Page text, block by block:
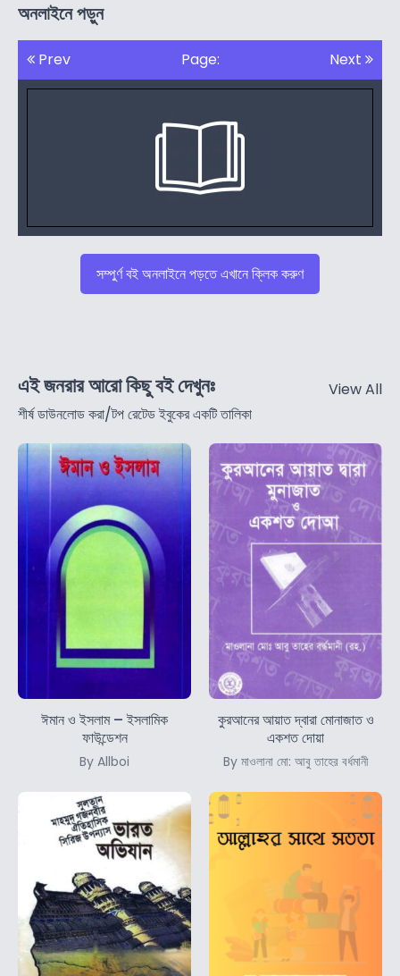
অনলাইনে পড়ুন
Prev Page: Next
সম্পুর্ণ বই অনলাইনে পড়তে এখানে ক্লিক করুণ
এই জনরার আরো কিছু বই দেখুনঃ
শীর্ষ ডাউনলোড করা/টপ রেটেড ইবুকের একটি তালিকা
View All
ঈমান ও ইসলাম – ইসলামিক
ফাউন্ডেশন
By Allboi
কুরআনের আয়াত দ্বারা মোনাজাত ও
একশত দোয়া
By মাওলানা মো: আবু তাহের বর্ধমানী